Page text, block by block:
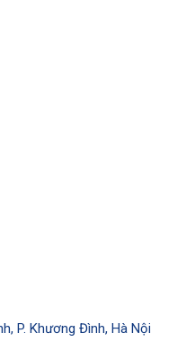
P. Khương Đình, Hà Nội